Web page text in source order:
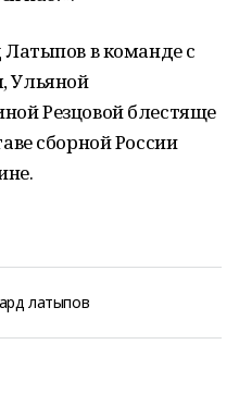
в команде с
Ульяной
Резцовой блестяще
сборной России
латыпов